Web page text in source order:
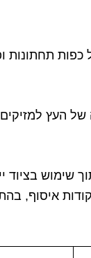
תחתונות
של העץ
בציוד
איסוף,